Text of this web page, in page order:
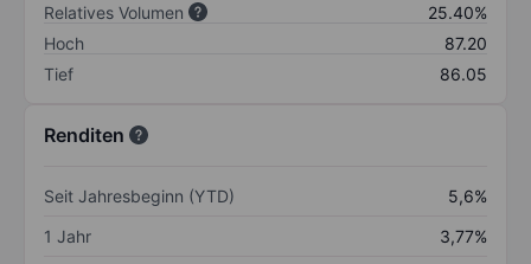
Relatives Volumen
25.40%
Hoch
87.20
Tief
86.05
Renditen
Seit Jahresbeginn (YTD)
5,6%
1 Jahr
3,77%